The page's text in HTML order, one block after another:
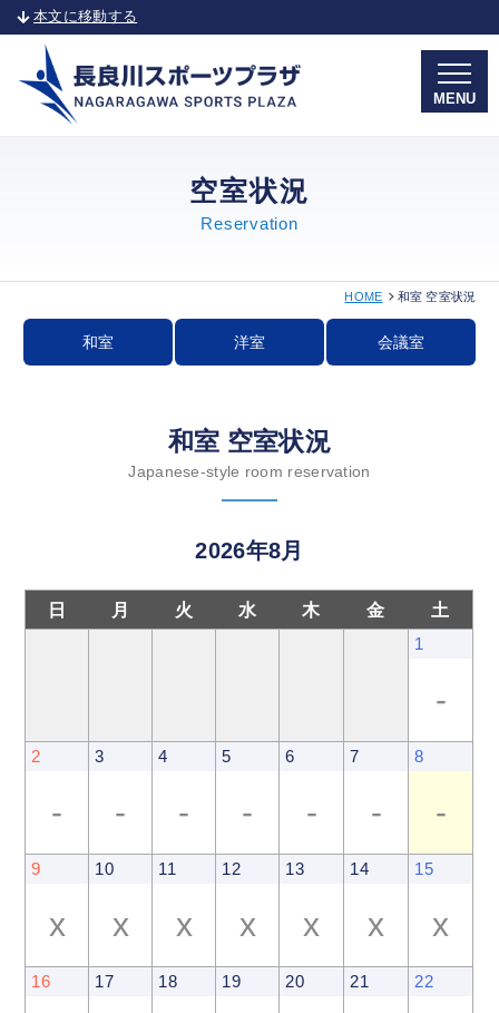
本文に移動する
空室状況
Reservation
HOME 和室 空室状況
和室 洋室 会議室
和室 空室状況
Japanese-style room reservation
2026年8月
日 月 火 水 木 金 土
1
-
2
-
3
-
4
-
5
-
6
-
7
-
8
-
9
x
10
x
11
x
12
x
13
x
14
x
15
x
16 17 18 19 20 21 22
MENU